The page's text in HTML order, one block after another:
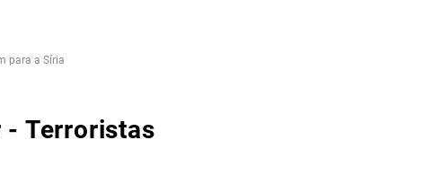
para a Síria
- Terroristas